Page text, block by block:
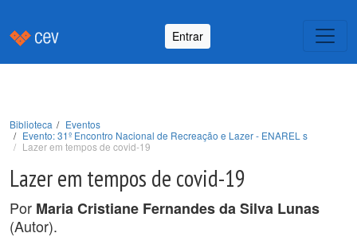
Entrar
Biblioteca
Eventos
Evento: 31º Encontro Nacional de Recreação e Lazer - ENAREL s
Lazer em tempos de covid-19
Lazer em tempos de covid-19
Por Maria Cristiane Fernandes da Silva Lunas
(Autor).